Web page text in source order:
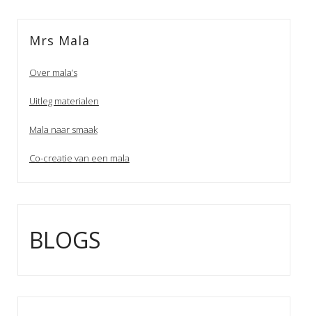
Mrs Mala
Over mala’s
Uitleg materialen
Mala naar smaak
Co-creatie van een mala
BLOGS